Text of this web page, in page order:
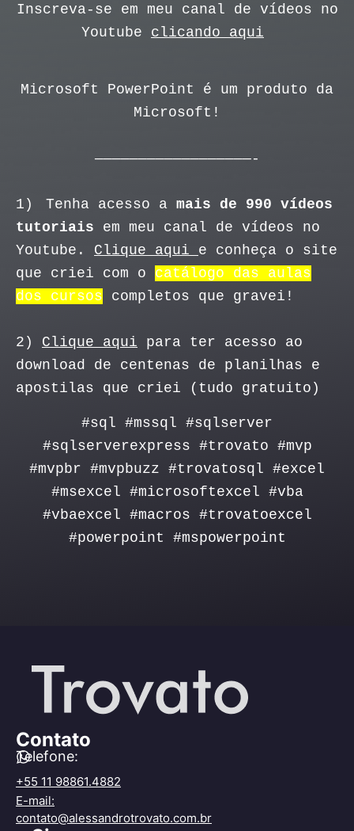
Inscreva-se em meu canal de vídeos no
Youtube clicando aqui
Microsoft PowerPoint é um produto da
Microsoft!
——————————————————-
1) Tenha acesso a mais de 990 vídeos
tutoriais em meu canal de vídeos no
Youtube. Clique aqui e conheça o site
que criei com o catálogo das aulas
dos cursos completos que gravei!
2) Clique aqui para ter acesso ao
download de centenas de planilhas e
apostilas que criei (tudo gratuito)
#sql #mssql #sqlserver
#sqlserverexpress #trovato #mvp
#mvpbr #mvpbuzz #trovatosql #excel
#msexcel #microsoftexcel #vba
#vbaexcel #macros #trovatoexcel
#powerpoint #mspowerpoint
Contato
Telefone:
+55 11 98861.4882
E-mail:
contato@alessandrotrovato.com.br